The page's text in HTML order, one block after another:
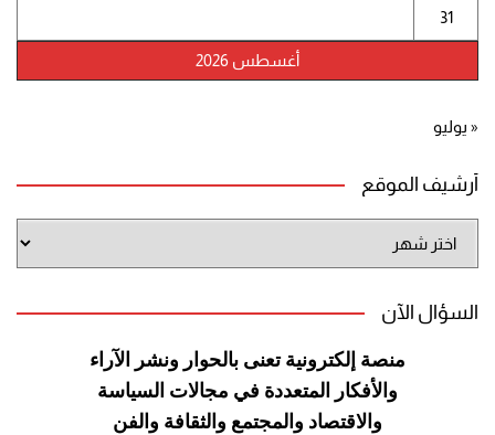
أغسطس 2026
31
« يوليو
أرشيف الموقع
الموقع
السؤال الآن
منصة إلكترونية تعنى بالحوار ونشر
الآراء
والأفكار المتعددة في مجالات السياسة
والاقتصاد والمجتمع والثقافة والفن